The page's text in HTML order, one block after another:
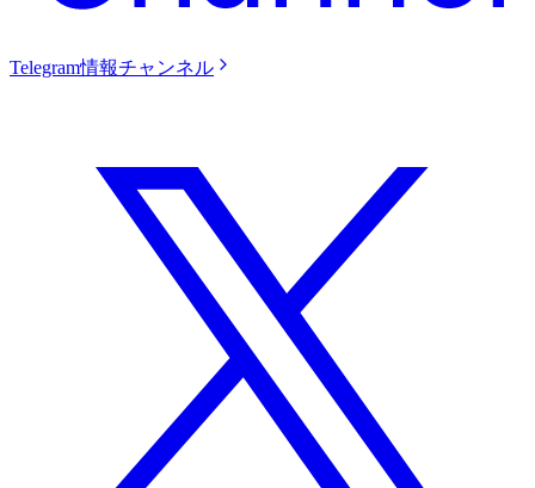
Telegram情報チャンネル